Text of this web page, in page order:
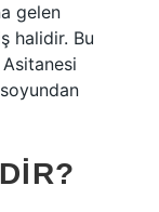
gelen
halidir. Bu